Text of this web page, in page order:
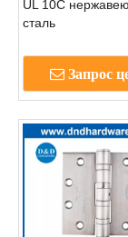
UL 10C
сталь
Запрос